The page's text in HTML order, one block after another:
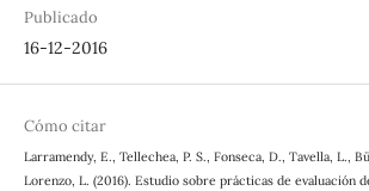
Publicado
16-12-2016
Cómo citar
Larramendy, E., Tellechea, P. S., Fonseca, D., Tavella, L.,
Lorenzo, L. (2016). Estudio sobre prácticas de evaluación